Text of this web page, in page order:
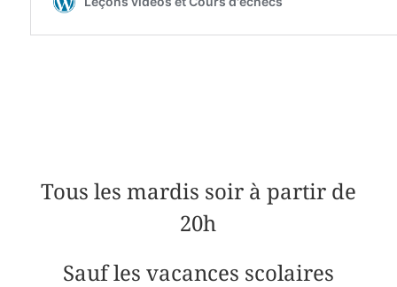
Tous les mardis soir à partir de
20h
Sauf les vacances scolaires